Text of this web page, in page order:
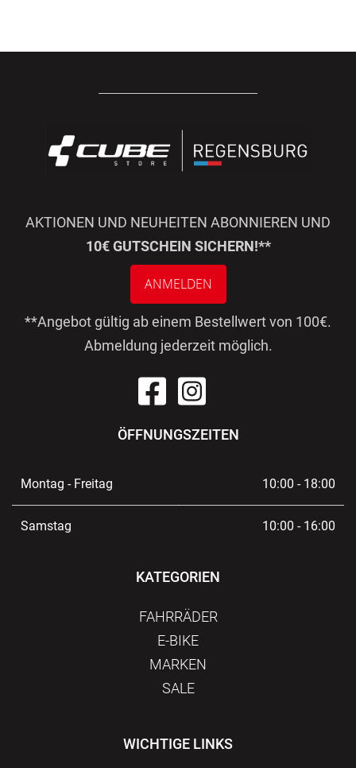
AKTIONEN UND NEUHEITEN ABONNIEREN UND
10€ GUTSCHEIN SICHERN!**
ANMELDEN
**Angebot gültig ab einem Bestellwert von 100€.
Abmeldung jederzeit möglich.
ÖFFNUNGSZEITEN
Montag - Freitag 10:00 - 18:00
Samstag 10:00 - 16:00
KATEGORIEN
FAHRRÄDER
E-BIKE
MARKEN
SALE
WICHTIGE LINKS